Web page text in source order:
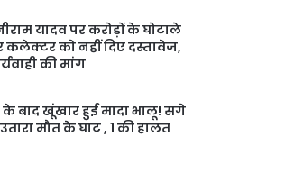
यादव पर करोड़ों के घोटाले
कलेक्टर को नहीं दिए दस्तावेज,
की मांग
बाद खूंखार हुई मादा भालू! सगे
मौत के घाट , 1 की हालत